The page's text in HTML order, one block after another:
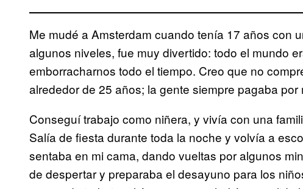
Me mudé a Amsterdam cuando tenía 17 años con
algunos niveles, fue muy divertido: todo el mundo
emborracharnos todo el tiempo. Creo que no
alrededor de 25 años; la gente siempre pagaba por
Conseguí trabajo como niñera, y vivía con una
Salía de fiesta durante toda la noche y volvía a
sentaba en mi cama, dando vueltas por algunos
de despertar y preparaba el desayuno para los